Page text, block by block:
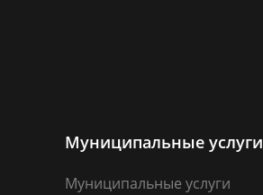
Муниципальные услуги
Муниципальные услуги